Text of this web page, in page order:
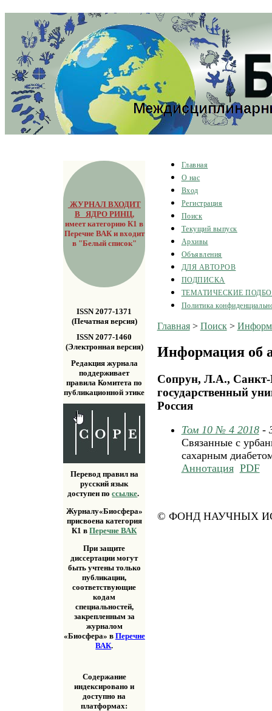
ЖУРНАЛ ВХОДИТ
В ЯДРО РИНЦ,
имеет категорию К1 в
Перечне ВАК и входит
в "Белый список"
ISSN 2077-1371
(Печатная версия)
ISSN 2077-1460
(Электронная версия)
Редакция журнала
поддерживает
правила Комитета по
публикационной этике
Перевод правил на
русский язык
доступен поссылке.
Журналу«Биосфера»
присвоена категория
К1 вПеречне ВАК
При защите
диссертации могут
быть учтены только
публикации,
соответствующие
кодам
специальностей,
закрепленным за
журналом
«Биосфера» в Перечне
ВАК.
Содержание
индексировано и
доступно на
платформах:
Главная
О нас
Вход
Регистрация
Поиск
Текущий выпуск
Архивы
Объявления
ДЛЯ АВТОРОВ
ПОДПИСКА
ТЕМАТИЧЕСКИЕ
Политика
Главная> Поиск>
Информация об
Сопрун, Л.А., Санкт-
государственный
Россия
Том 10 № 4 2018-
Связанные с
сахарным
Аннотация PDF
© ФОНД НАУЧНЫХ